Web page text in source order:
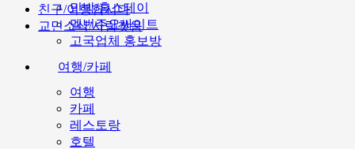
민박/홈스테이
멜번주요싸이트
고국업체 홍보방
여행/카페
여행
카페
레스토랑
호텔
친구/여행합시다
교민소식/사람찾음